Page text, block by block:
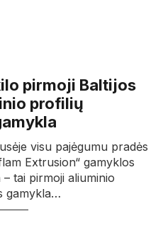
pirmoji Baltijos
profilių
visu pajėgumu pradės
Extrusion“ gamyklos
tai pirmoji aliuminio
gamykla…